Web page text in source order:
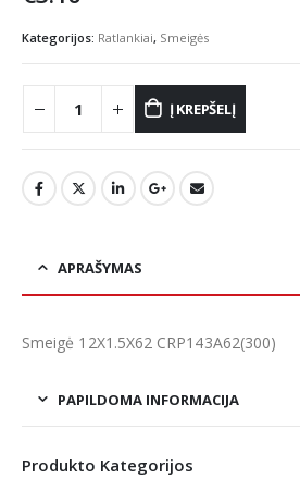
Kategorijos: Ratlankiai, Smeigės
Į KREPŠELĮ
APRAŠYMAS
Smeigė 12X1.5X62 CRP143A62(300)
PAPILDOMA INFORMACIJA
Produkto Kategorijos